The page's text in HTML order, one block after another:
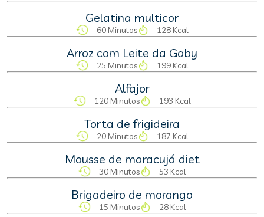
Gelatina multicor
60 Minutos 128 Kcal
Arroz com Leite da Gaby
25 Minutos 199 Kcal
Alfajor
120 Minutos 193 Kcal
Torta de frigideira
20 Minutos 187 Kcal
Mousse de maracujá diet
30 Minutos 53 Kcal
Brigadeiro de morango
15 Minutos 28 Kcal